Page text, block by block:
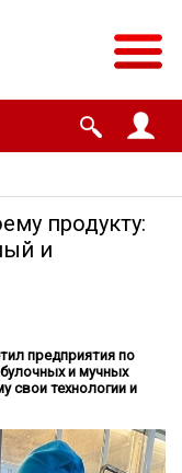
продукту:
и
предприятия по
и мучных
свои технологии и